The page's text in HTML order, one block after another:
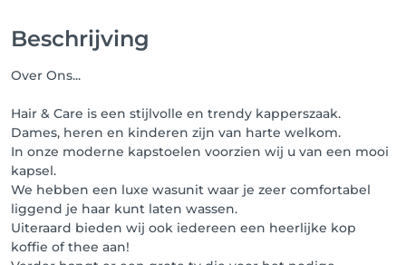
Beschrijving
Over Ons...
Hair & Care is een stijlvolle en trendy kapperszaak.
Dames, heren en kinderen zijn van harte welkom.
In onze moderne kapstoelen voorzien wij u van een mooi
kapsel.
We hebben een luxe wasunit waar je zeer comfortabel
liggend je haar kunt laten wassen.
Uiteraard bieden wij ook iedereen een heerlijke kop
koffie of thee aan!